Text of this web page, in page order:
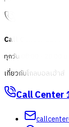
Call Center 1160
ทุกวัน 08:00 - 20:00 น.
เกี่ยวกับโกลบอลเฮ้าส์
Call Center